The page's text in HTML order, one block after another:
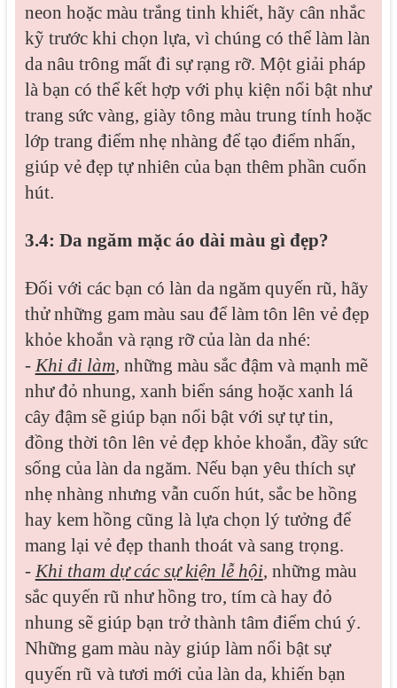
neon hoặc màu trắng tinh khiết, hãy cân nhắc
kỹ trước khi chọn lựa, vì chúng có thể làm làn
da nâu trông mất đi sự rạng rỡ. Một giải pháp
là bạn có thể kết hợp với phụ kiện nổi bật như
trang sức vàng, giày tông màu trung tính hoặc
lớp trang điểm nhẹ nhàng để tạo điểm nhấn,
giúp vẻ đẹp tự nhiên của bạn thêm phần cuốn
hút.
3.4: Da ngăm mặc áo dài màu gì đẹp?
Đối với các bạn có làn da ngăm quyến rũ, hãy
thử những gam màu sau để làm tôn lên vẻ đẹp
khỏe khoắn và rạng rỡ của làn da nhé:
- Khi đi làm, những màu sắc đậm và mạnh mẽ
như đỏ nhung, xanh biển sáng hoặc xanh lá
cây đậm sẽ giúp bạn nổi bật với sự tự tin,
đồng thời tôn lên vẻ đẹp khỏe khoắn, đầy sức
sống của làn da ngăm. Nếu bạn yêu thích sự
nhẹ nhàng nhưng vẫn cuốn hút, sắc be hồng
hay kem hồng cũng là lựa chọn lý tưởng để
mang lại vẻ đẹp thanh thoát và sang trọng.
- Khi tham dự các sự kiện lễ hội, những màu
sắc quyến rũ như hồng tro, tím cà hay đỏ
nhung sẽ giúp bạn trở thành tâm điểm chú ý.
Những gam màu này giúp làm nổi bật sự
quyến rũ và tươi mới của làn da, khiến bạn